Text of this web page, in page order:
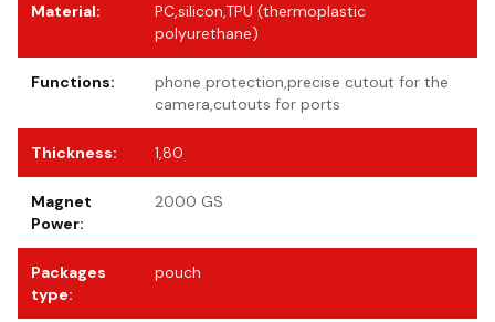
Material:
PC,silicon,TPU (thermoplastic
polyurethane)
Functions:
phone protection,precise cutout for the
camera,cutouts for ports
Thickness: 1,80
Magnet
Power:
2000 GS
Packages
type:
pouch